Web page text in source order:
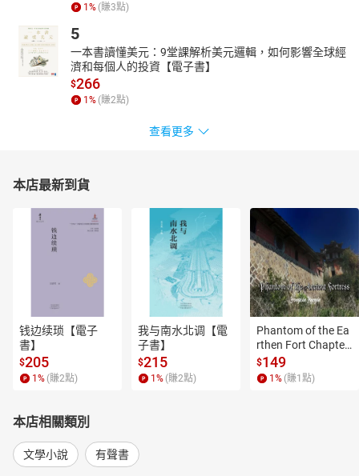
1 % (賺3點)
5
一本書讀懂美元：9堂課解析美元邏輯，如何影響全球經
濟和每個人的投資【電子書】
$266
1 % (賺2點)
查看更多
本店最新到貨
钱边续琐【電子
書】
$205
1 % (賺2點)
我与南水北调【電
子書】
$215
1 % (賺2點)
Phantom of the Ea
rthen Fort Chapter
4【有聲書】
$149
1 % (賺1 點)
本店相關類別
文學小說 有聲書